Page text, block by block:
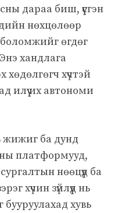
дараа биш, үүсгэн
нөхцөлөөр
өгдөг
хандлага
хөдөлгөгч хүчтэй
илүү их автономи
жижиг ба дунд
платформууд,
нөөцүүд ба
хүчин зүйлүүд нь
бууруулахад хувь